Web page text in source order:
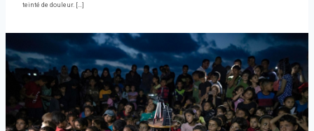
teinté de douleur. […]